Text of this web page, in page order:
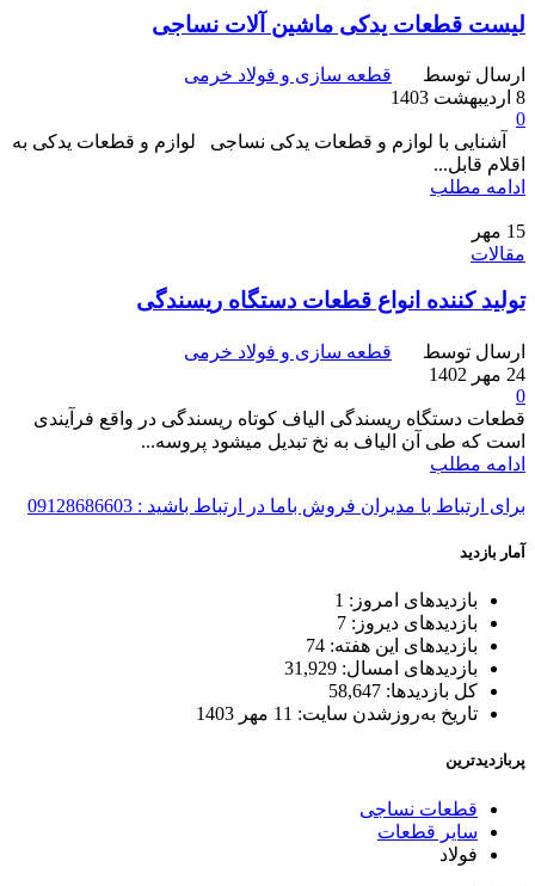
لیست قطعات یدکی ماشین آلات نساجی
ارسال توسط
قطعه سازی و فولاد خرمی
8 اردیبهشت 1403
0
آشنایی با لوازم و قطعات یدکی نساجی لوازم و قطعات یدکی به
اقلام قابل...
ادامه مطلب
15 مهر
مقالات
تولید کننده انواع قطعات دستگاه ریسندگی
ارسال توسط
قطعه سازی و فولاد خرمی
24 مهر 1402
0
قطعات دستگاه ریسندگی الیاف کوتاه ریسندگی در واقع فرآیندی
است که طی آن الیاف به نخ تبدیل میشود پروسه...
ادامه مطلب
برای ارتباط با مدیران فروش باما در ارتباط باشید : 09128686603
آمار بازدید
بازدیدهای امروز: 1
بازدیدهای دیروز: 7
بازدیدهای این هفته: 74
بازدیدهای امسال: 31,929
کل بازدیدها: 58,647
تاریخ به‌روزشدن سایت: 11 مهر 1403
پربازدیدترین
قطعات نساجی
سایر قطعات
فولاد